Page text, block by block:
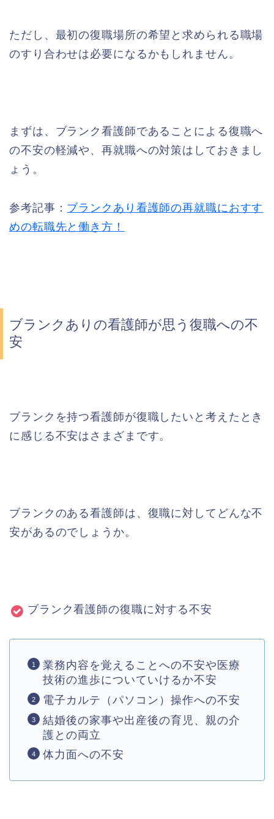
ただし、最初の復職場所の希望と求められる職場
のすり合わせは必要になるかもしれません。
まずは、ブランク看護師であることによる復職へ
の不安の軽減や、再就職への対策はしておきまし
ょう。
参考記事： ブランクあり看護師の再就職におすす
めの転職先と働き方！
ブランクありの看護師が思う復職への不
安
ブランクを持つ看護師が復職したいと考えたとき
に感じる不安はさまざまです。
ブランクのある看護師は、復職に対してどんな不
安があるのでしょうか。
ブランク看護師の復職に対する不安
業務内容を覚えることへの不安や医療
技術の進歩についていけるか不安
電子カルテ（パソコン）操作への不安
結婚後の家事や出産後の育児、親の介
護との両立
体力面への不安